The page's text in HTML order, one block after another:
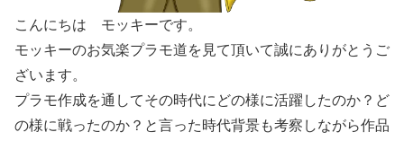
こんにちは モッキーです。
モッキーのお気楽プラモ道を見て頂いて誠にありがとうご
ざいます。
プラモ作成を通してその時代にどの様に活躍したのか？ど
の様に戦ったのか？と言った時代背景も考察しながら作品